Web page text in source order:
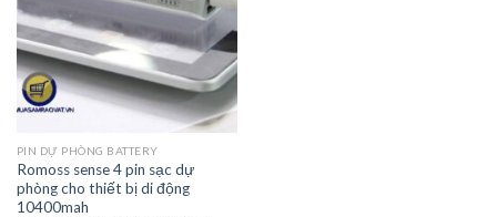
PIN DỰ PHÒNG BATTERY
Romoss sense 4 pin sạc dự
phòng cho thiết bị di động
10400mah